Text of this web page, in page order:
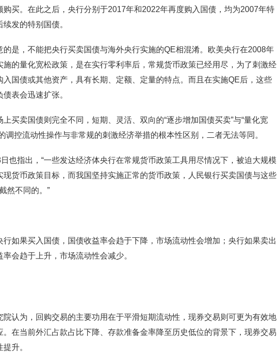
购买。在此之后，央行分别于2017年和2022年再度购入国债，均为2007年特
发的特别国债。
的是，不能把央行买卖国债与海外央行实施的QE相混淆。欧美央行在2008年
施的量化宽松政策，是在实行零利率后，常规货币政策已经用尽，为了刺激经
入国债或其他资产，具有长期、定额、定量的特点。而且在实施QE后，这些
表会迅速扩张。
上买卖国债则完全不同，短期、灵活、双向的“逐步增加国债买卖”与“量化宽
调控流动性操作与非常规的刺激经济举措的根本性区别，二者无法等同。
也指出，“一些发达经济体央行在常规货币政策工具用尽情况下，被迫大规模
现货币政策目标，而我国坚持实施正常的货币政策，人民银行买卖国债与这些
然不同的。”
行如果买入国债，国债收益率会趋于下降，市场流动性会增加；央行如果卖出
会趋于上升，市场流动性会减少。
院认为，回购交易的主要功用在于平滑短期流动性，现券交易则可更为有效地
。在当前外汇占款占比下降、存款准备金率降至历史低位的背景下，现券交易
升。